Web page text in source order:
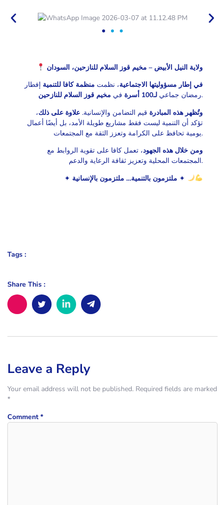
ولاية النيل الأبيض – مخيم قوز السلام للنازحين، السودان
في إطار مسؤوليتها الاجتماعية، نظمت منظمة كافا للتنمية إفطار
رمضان جماعي لـ100 أسرة في مخيم قوز السلام للنازحين
.
وتُظهر هذه المبادرة قيم التضامن والإنسانية. علاوة على ذلك،
تؤكد أن التنمية ليست فقط مشاريع طويلة الأمد، بل أيضًا أعمال
يومية تحافظ على الكرامة وتعزز الثقة مع المجتمعات.
ومن خلال هذه الجهود، تعمل كافا على تقوية الروابط مع
المجتمعات المحلية وتعزيز ثقافة الرعاية والدعم.
✦ ملتزمون بالتنمية… ملتزمون بالإنسانية ✦
Tags :
Share This :
Leave a Reply
Your email address will not be published. Required fields are marked
*
Comment*